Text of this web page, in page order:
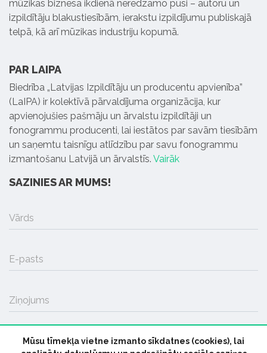
mūzikas biznesa ikdienā neredzamo pusi – autoru un
izpildītāju blakustiesībām, ierakstu izpildījumu publiskajā
telpā, kā arī mūzikas industriju kopumā.
PAR LAIPA
Biedrība „Latvijas Izpildītāju un producentu apvienība”
(LaIPA) ir kolektīvā pārvaldījuma organizācija, kur
apvienojušies pašmāju un ārvalstu izpildītāji un
fonogrammu producenti, lai iestātos par savām tiesībām
un saņemtu taisnīgu atlīdzību par savu fonogrammu
izmantošanu Latvijā un ārvalstīs. Vairāk
SAZINIES AR MUMS!
Vārds
E-pasts
Ziņojums
SŪTĪT
Mūsu tīmekļa vietne izmanto sīkdatnes (cookies), lai